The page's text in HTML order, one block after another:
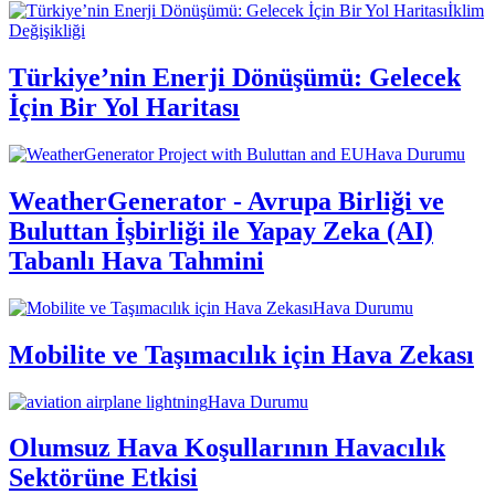
İklim
Değişikliği
Türkiye’nin Enerji Dönüşümü: Gelecek
İçin Bir Yol Haritası
Hava Durumu
WeatherGenerator - Avrupa Birliği ve
Buluttan İşbirliği ile Yapay Zeka (AI)
Tabanlı Hava Tahmini
Hava Durumu
Mobilite ve Taşımacılık için Hava Zekası
Hava Durumu
Olumsuz Hava Koşullarının Havacılık
Sektörüne Etkisi